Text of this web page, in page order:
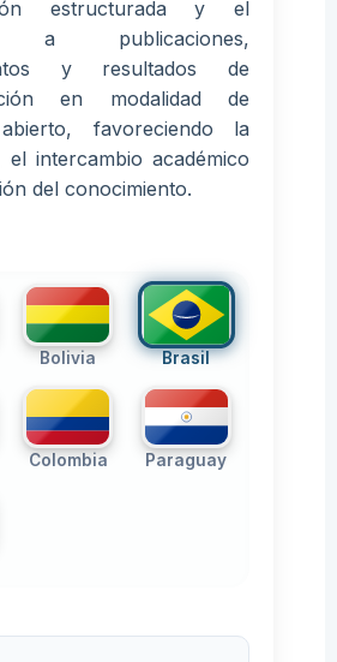
estructurada y el
a publicaciones,
y resultados de
en modalidad de
favoreciendo la
el intercambio académico
del conocimiento.
Bolivia Brasil
Colombia Paraguay